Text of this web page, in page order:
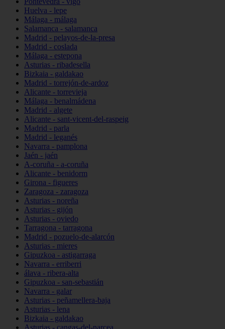
Huelva - lepe
Málaga - málaga
Salamanca - salamanca
Madrid - pelayos-de-la-presa
Madrid - coslada
Málaga - estepona
Asturias - ribadesella
Bizkaia - galdakao
Madrid - torrejón-de-ardoz
Alicante - torrevieja
Málaga - benalmádena
Madrid - algete
Alicante - sant-vicent-del-raspeig
Madrid - parla
Madrid - leganés
Navarra - pamplona
Jaén - jaén
A-coruña - a-coruña
Alicante - benidorm
Girona - figueres
Zaragoza - zaragoza
Asturias - noreña
Asturias - gijón
Asturias - oviedo
Tarragona - tarragona
Madrid - pozuelo-de-alarcón
Asturias - mieres
Gipuzkoa - astigarraga
Navarra - erriberri
álava - ribera-alta
Gipuzkoa - san-sebastián
Navarra - galar
Asturias - peñamellera-baja
Asturias - lena
Bizkaia - galdakao
Asturias - cangas-del-narcea